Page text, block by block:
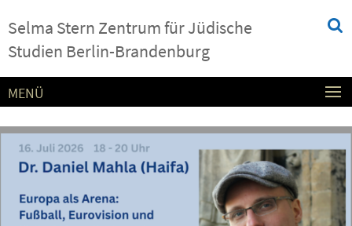
direkt
zu
Selma Stern Zentrum für Jüdische
Studien Berlin-Brandenburg
Service-
Navigation
MENÜ